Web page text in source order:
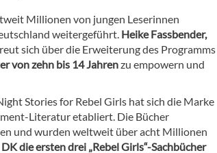
Millionen von jungen Leserinnen
weitergeführt. Heike Fassbender,
sich über die Erweiterung des Programms
von zehn bis 14 Jahrenzu empowern und
Stories for Rebel Girls hat sich die Marke
Literatur etabliert. Die Bücher
und wurden weltweit über acht Millionen
die ersten drei „Rebel Girls“-Sachbücher